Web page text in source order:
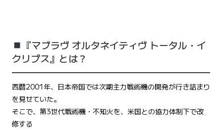
『マブラヴ オルタネイティヴ トータル・イ
クリプス』とは？
西暦2001年、日本帝国では次期主力戦術機の開発が行き詰まり
を見せていた。
そこで、第3世代戦術機・不知火を、米国との協力体制下で改
修する